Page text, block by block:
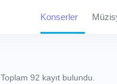
Konserler
Toplam 92 kayıt bulundu.